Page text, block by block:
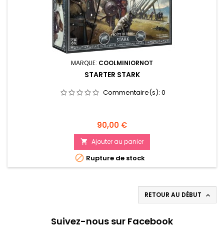
MARQUE: COOLMINIORNOT
STARTER STARK
Commentaire(s): 0
Prix
90,00 €
 Ajouter au panier
 Rupture de stock
RETOUR AU DÉBUT 
Suivez-nous sur Facebook